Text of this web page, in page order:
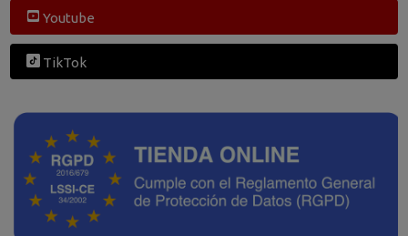
Youtube
TikTok